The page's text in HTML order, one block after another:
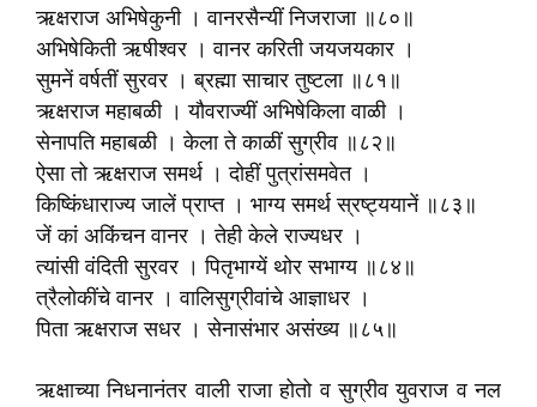
ऋक्षराज अभिषेकुनी । वानरसैन्यीं निजराजा ॥८०॥
अभिषेकिती ऋषीश्वर । वानर करिती जयजयकार ।
सुमनें वर्षतीं सुरवर । ब्रह्मा साचार तुष्टला ॥८१॥
ऋक्षराज महाबळी । यौवराज्यीं अभिषेकिला वाळी ।
सेनापति महाबळी । केला ते काळीं सुग्रीव ॥८२॥
ऐसा तो ऋक्षराज समर्थ । दोहीं पुत्रांसमवेत ।
किष्किंधाराज्य जालें प्राप्त । भाग्य समर्थ स्रष्ट्ययानें ॥८३॥
जें कां अकिंचन वानर । तेही केले राज्यधर ।
त्यांसी वंदिती सुरवर । पितृभाग्यें थोर सभाग्य ॥८४॥
त्रैलोकींचे वानर । वालिसुग्रीवांचे आज्ञाधर ।
पिता ऋक्षराज सधर । सेनासंभार असंख्य ॥८५॥
ऋक्षाच्या निधनानंतर वाली राजा होतो व सुग्रीव युवराज व नल